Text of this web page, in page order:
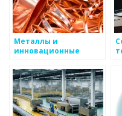
Металлы и
инновационные